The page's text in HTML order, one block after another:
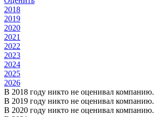
2018
2019
2020
2021
2022
2023
2024
2025
2026
В 2018 году никто не оценивал компанию.
В 2019 году никто не оценивал компанию.
В 2020 году никто не оценивал компанию.